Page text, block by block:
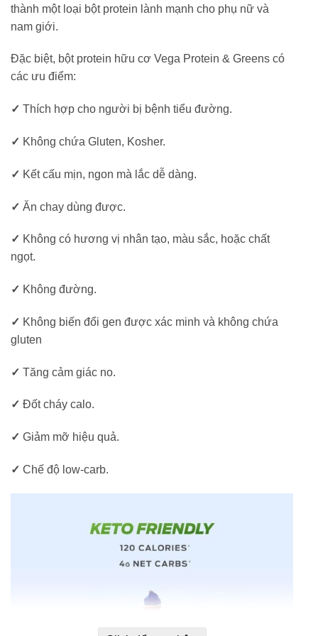
thành một loại bột protein lành mạnh cho phụ nữ và
nam giới.
Đặc biệt, bột protein hữu cơ Vega Protein & Greens có
các ưu điểm:
✓ Thích hợp cho người bị bệnh tiểu đường.
✓ Không chứa Gluten, Kosher.
✓ Kết cấu mịn, ngon mà lắc dễ dàng.
✓ Ăn chay dùng được.
✓ Không có hương vị nhân tạo, màu sắc, hoặc chất
ngọt.
✓ Không đường.
✓ Không biến đổi gen được xác minh và không chứa
gluten
✓ Tăng cảm giác no.
✓ Đốt cháy calo.
✓ Giảm mỡ hiệu quả.
✓ Chế độ low-carb.